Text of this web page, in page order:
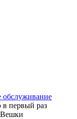
обслуживание
первый раз